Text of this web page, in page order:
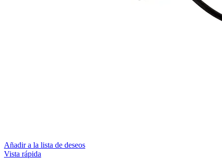
Añadir a la lista de deseos
Vista rápida